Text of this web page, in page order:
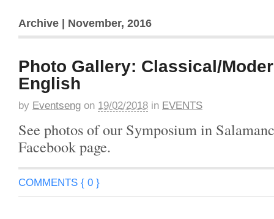
Archive | November, 2016
Photo Gallery: Classical/
English
by Eventseng on 19/02/2018 in EVENTS
See photos of our Symposium in
Facebook page.
COMMENTS { 0 }